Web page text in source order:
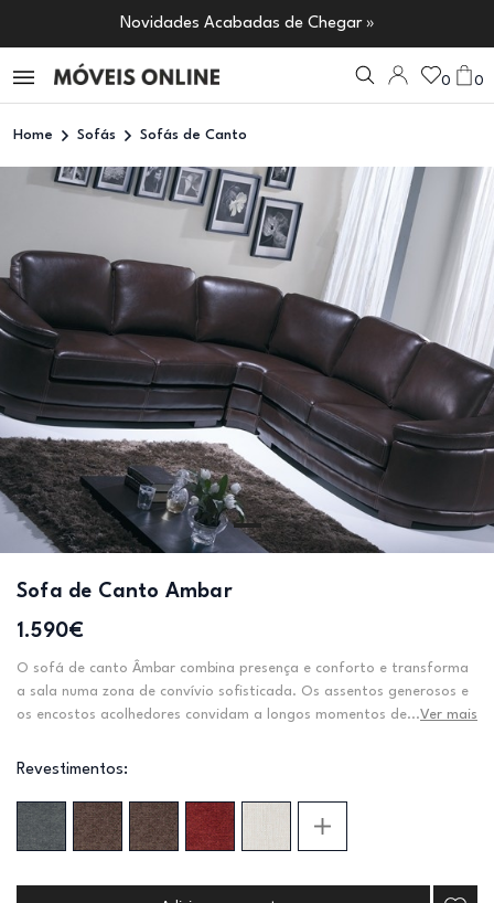
Novidades Acabadas de Chegar »
0 0
Home Sofás Sofás de Canto
Sofa de Canto Ambar
1.590€
O sofá de canto Âmbar combina presença e conforto e transforma
a sala numa zona de convívio sofisticada. Os assentos generosos e
os encostos acolhedores convidam a longos momentos de...Ver mais
Revestimentos: